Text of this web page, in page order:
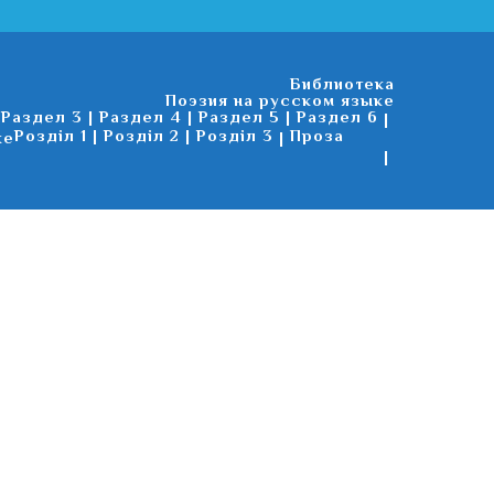
Библиотека
Поэзия на русском языке
Раздел 3
Раздел 4 Раздел 5
Раздел 6
Розділ 1 Розділ 2 Розділ 3 Проза